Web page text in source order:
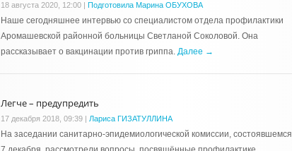
18 августа 2020, 12:00 | Подготовила Марина ОБУХОВА
Наше сегодняшнее интервью со специалистом отдела профилактики
Аромашевской районной больницы Светланой Соколовой. Она
рассказывает о вакцинации против гриппа. Далее →
Легче – предупредить
17 декабря 2018, 09:39 | Лариса ГИЗАТУЛЛИНА
На заседании санитарно-эпидемиологической комиссии, состоявшемся